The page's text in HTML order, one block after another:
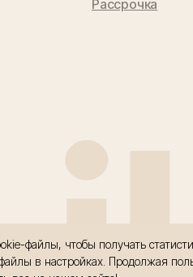
Рассрочка
файлы, чтобы получать
в настройках. Продолжая